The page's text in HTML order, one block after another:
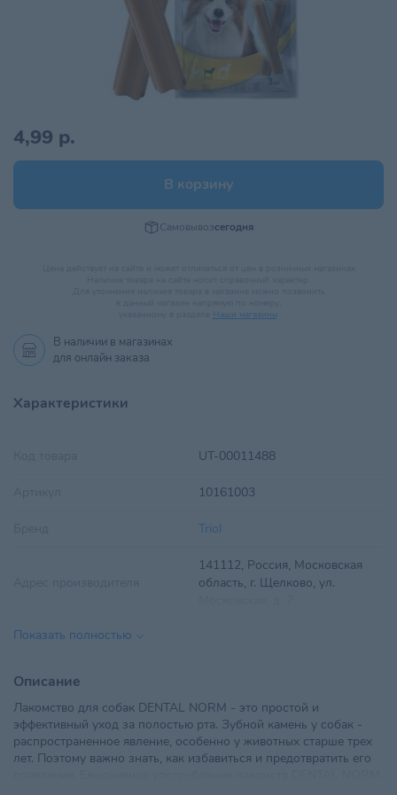
4,99 р.
В корзину
Самовывозсегодня
Наши магазины.
В наличии в магазинах
для онлайн заказа
Характеристики
UT-00011488
10161003
Triol
141112, Россия, Московская
область, г. Щелково, ул.
Вес
Вид корма
Возраст питомца Взрослые 1-6 лет
Импортер в РБ
ООО "ТриолБел", г. Минск,
Радиальная, дом № 54Б, офис
Показать полностью
Описание
Лакомство для собак DENTAL NORM - это простой и
эффективный уход за полостью рта. Зубной камень у собак -
распространенное явление, особенно у животных старше трех
лет. Поэтому важно знать, как избавиться и предотвратить его